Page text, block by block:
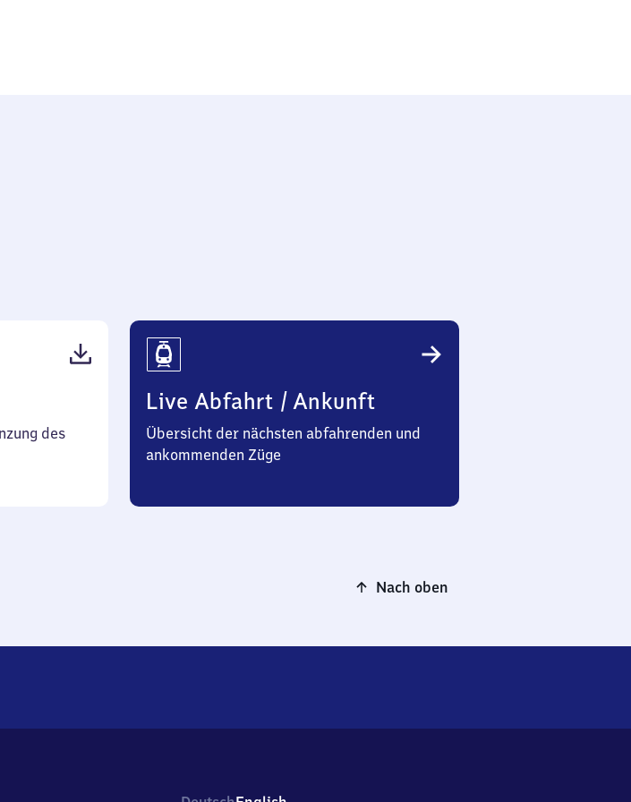
des
Live Abfahrt / Ankunft
Übersicht der nächsten abfahrenden und
ankommenden Züge
Nach oben